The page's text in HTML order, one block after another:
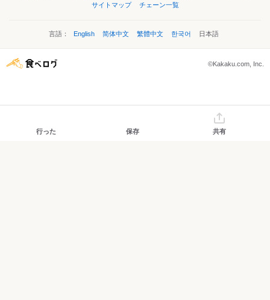
サイトマップ
チェーン一覧
言語： English 简体中文 繁體中文 한국어 日本語
©Kakaku.com, Inc.
行った 保存 共有